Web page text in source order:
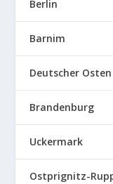
Berlin
Barnim
Deutscher Osten
Brandenburg
Uckermark
Ostprignitz-